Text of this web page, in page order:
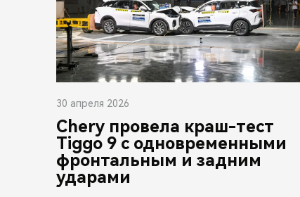
30 апреля 2026
Chery провела краш-тест
Tiggo 9 с одновременными
фронтальным и задним
ударами